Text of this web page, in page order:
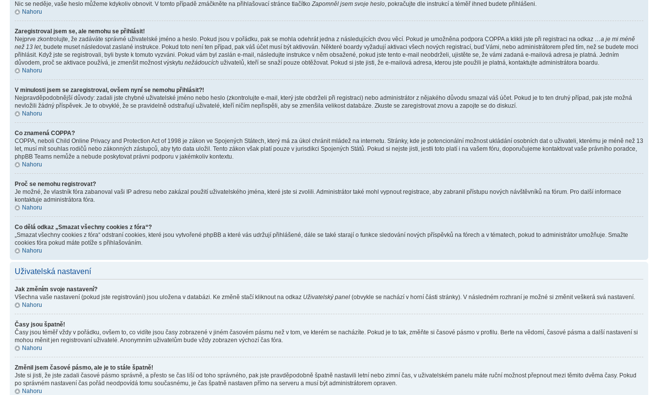
Nic se neděje, vaše heslo můžeme kdykoliv obnovit. V tomto případě zmáčkněte na přihlašovací stránce tlačítkoZapomněl jsem svoje heslo, pokračujte dle instrukcí a téměř ihned budete přihlášeni.
Nahoru
Zaregistroval jsem se, ale nemohu se přihlásit!
Nejprve zkontrolujte, že zadáváte správné uživatelské jméno a heslo. Pokud jsou v pořádku, pak se mohla odehrát jedna z následujících dvou věcí. Pokud je umožněna podpora COPPA a klikli jste při registraci na odkaz …a je mi méně
než 13 let, budete muset následovat zaslané instrukce. Pokud toto není ten případ, pak váš účet musí být aktivován. Některé boardy vyžadují aktivaci všech nových registrací, buď Vámi, nebo administrátorem před tím, než se budete moci
přihlásit. Když jste se registrovali, byli byste k tomuto vyzváni. Pokud vám byl zaslán e-mail, následujte instrukce v něm obsažené, pokud jste tento e-mail neobdrželi, ujistěte se, že vámi zadaná e-mailová adresa je platná. Jedním
důvodem, proč se aktivace používá, je zmenšit možnost výskytu nežádoucích uživatelů, kteří se snaží pouze obtěžovat. Pokud si jste jisti, že e-mailová adresa, kterou jste použili je platná, kontaktujte administrátora boardu.
Nahoru
V minulosti jsem se zaregistroval, ovšem nyní se nemohu přihlásit?!
Nejpravděpodobnější důvody: zadali jste chybné uživatelské jméno nebo heslo (zkontrolujte e-mail, který jste obdrželi při registraci) nebo administrátor z nějakého důvodu smazal váš účet. Pokud je to ten druhý případ, pak jste možná
nevložili žádný příspěvek. Je to obvyklé, že se pravidelně odstraňují uživatelé, kteří ničím nepřispěli, aby se zmenšila velikost databáze. Zkuste se zaregistrovat znovu a zapojte se do diskuzí.
Nahoru
Co znamená COPPA?
COPPA, neboli Child Online Privacy and Protection Act of 1998 je zákon ve Spojených Státech, který má za úkol chránit mládež na internetu. Stránky, kde je potencionální možnost ukládání osobních dat o uživateli, kterému je méně než 13
let, musí mít souhlas rodičů nebo zákonných zástupců, aby tyto data uložil. Tento zákon však platí pouze v jurisdikci Spojených Států. Pokud si nejste jisti, jestli toto platí i na vašem fóru, doporučujeme kontaktovat vaše právního poradce,
phpBB Teams nemůže a nebude poskytovat právni podporu v jakémkoliv kontextu.
Nahoru
Proč se nemohu registrovat?
Je možné, že vlastník fóra zabanoval vaši IP adresu nebo zakázal použití uživatelského jména, které jste si zvolili. Administrátor také mohl vypnout registrace, aby zabranil přístupu nových návštěvníků na fórum. Pro další informace
kontaktuje administrátora fóra.
Nahoru
Co dělá odkaz „Smazat všechny cookies z fóra“?
„Smazat všechny cookies z fóra“ odstraní cookies, které jsou vytvořené phpBB a které vás udržují přihlášené, dále se také starají o funkce sledování nových příspěvků na fórech a v tématech, pokud to administrátor umožňuje. Smažte
cookies fóra pokud máte potíže s přihlašováním.
Nahoru
Uživatelská nastavení
Jak změním svoje nastavení?
Všechna vaše nastavení (pokud jste registrováni) jsou uložena v databázi. Ke změně stačí kliknout na odkaz Uživatelský panel (obvykle se nachází v horní části stránky). V následném rozhraní je možné si změnit veškerá svá nastavení.
Nahoru
Časy jsou špatně!
Časy jsou téměř vždy v pořádku, ovšem to, co vidíte jsou časy zobrazené v jiném časovém pásmu než v tom, ve kterém se nacházíte. Pokud je to tak, změňte si časové pásmo v profilu. Berte na vědomí, časové pásma a další nastavení si
mohou měnit jen registrovaní uživatelé. Anonymním uživatelům bude vždy zobrazen výchozí čas fóra.
Nahoru
Změnil jsem časové pásmo, ale je to stále špatně!
Jste si jisti, že jste zadali časové pásmo správně, a přesto se čas liší od toho správného, pak jste pravděpodobně špatně nastavili letní nebo zimní čas, v uživatelském panelu máte ruční možnost přepnout mezi těmito dvěma časy. Pokud
po správném nastavení čas pořád neodpovídá tomu současnému, je čas špatně nastaven přímo na serveru a musí být administrátorem opraven.
Nahoru